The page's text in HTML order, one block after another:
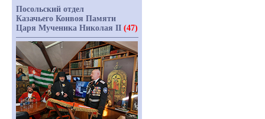
Посольский отдел
Казачьего Конвоя Памяти
Царя Мученика Николая II (47)